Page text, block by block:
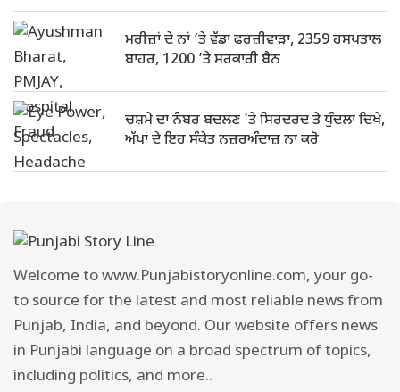
ਮਰੀਜ਼ਾਂ ਦੇ ਨਾਂ ’ਤੇ ਵੱਡਾ ਫਰਜ਼ੀਵਾੜਾ, 2359 ਹਸਪਤਾਲ
ਬਾਹਰ, 1200 ’ਤੇ ਸਰਕਾਰੀ ਬੈਨ
ਚਸ਼ਮੇ ਦਾ ਨੰਬਰ ਬਦਲਣ 'ਤੇ ਸਿਰਦਰਦ ਤੇ ਧੁੰਦਲਾ ਦਿਖੇ,
ਅੱਖਾਂ ਦੇ ਇਹ ਸੰਕੇਤ ਨਜ਼ਰਅੰਦਾਜ਼ ਨਾ ਕਰੋ
Welcome to www.Punjabistoryonline.com, your go-
to source for the latest and most reliable news from
Punjab, India, and beyond. Our website offers news
in Punjabi language on a broad spectrum of topics,
including politics, and more..